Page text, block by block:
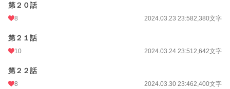
第２０話
8 2024.03.23 23:582,380文字
第２１話
10 2024.03.24 23:512,642文字
第２２話
8 2024.03.30 23:462,400文字